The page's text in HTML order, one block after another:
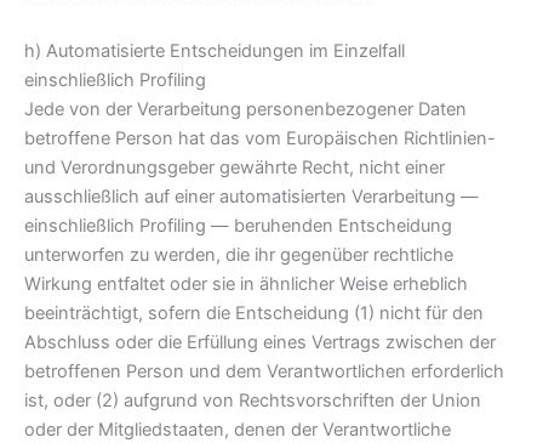
h) Automatisierte Entscheidungen im Einzelfall
einschließlich Profiling
Jede von der Verarbeitung personenbezogener Daten
betroffene Person hat das vom Europäischen Richtlinien-
und Verordnungsgeber gewährte Recht, nicht einer
ausschließlich auf einer automatisierten Verarbeitung —
einschließlich Profiling — beruhenden Entscheidung
unterworfen zu werden, die ihr gegenüber rechtliche
Wirkung entfaltet oder sie in ähnlicher Weise erheblich
beeinträchtigt, sofern die Entscheidung (1) nicht für den
Abschluss oder die Erfüllung eines Vertrags zwischen der
betroffenen Person und dem Verantwortlichen erforderlich
ist, oder (2) aufgrund von Rechtsvorschriften der Union
oder der Mitgliedstaaten, denen der Verantwortliche